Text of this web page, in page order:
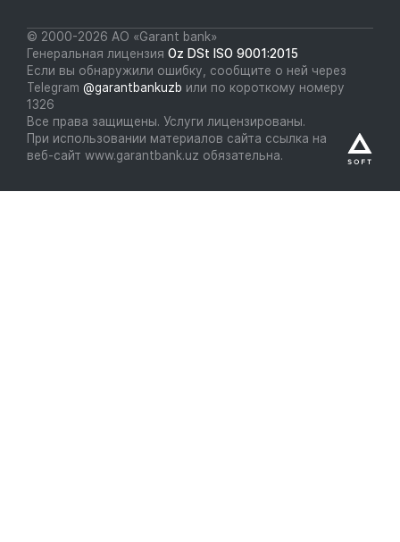
© 2000-2026 АО «Garant bank»
Генеральная лицензия Oz DSt ISO 9001:2015
Если вы обнаружили ошибку, сообщите о ней через
Telegram @garantbankuzb или по короткому номеру
1326
Все права защищены. Услуги лицензированы.
При использовании материалов сайта ссылка на
веб-сайт www.garantbank.uz обязательна.